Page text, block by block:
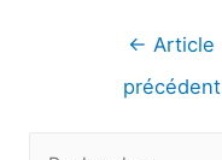
Navigation
← Article
précédent